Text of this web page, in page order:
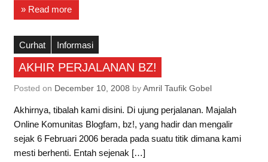
p
p
d
I
m
lr
e
» Read more
Curhat Informasi
AKHIR PERJALANAN BZ!
Posted on December 10, 2008 byAmril Taufik Gobel
Akhirnya, tibalah kami disini. Di ujung perjalanan. Majalah
Online Komunitas Blogfam, bz!, yang hadir dan mengalir
sejak 6 Februari 2006 berada pada suatu titik dimana kami
mesti berhenti. Entah sejenak […]